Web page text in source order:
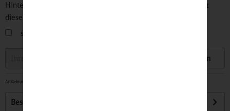
Hinterlegen Sie Ihre Email Adresse und bleiben Sie stets über
diesen Artikel informiert.
sobald der Artikel wieder
Speichern
Artikelnummer:
Beschreibung